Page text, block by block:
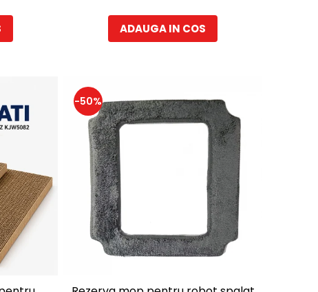
ADAUGA IN COS
-50%